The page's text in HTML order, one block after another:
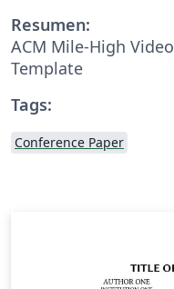
Resumen:
ACM Mile-High
Template
Tags:
Conference Paper